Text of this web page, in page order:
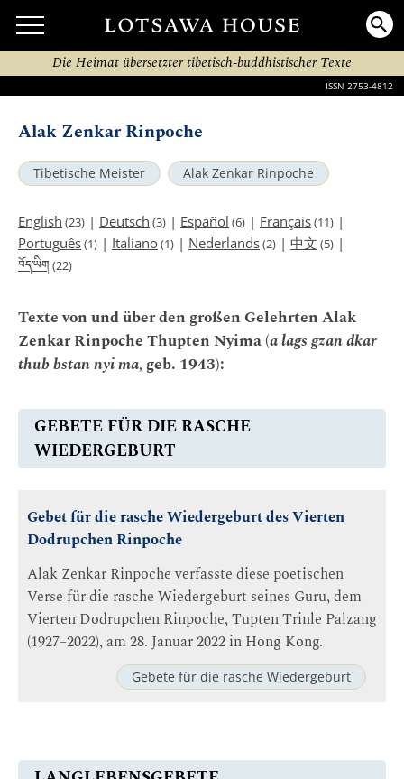
Die Heimat übersetzter tibetisch-buddhistischer Texte
ISSN 2753-4812
Alak Zenkar Rinpoche
Tibetische Meister Alak Zenkar Rinpoche
English (23) | Deutsch (3) | Español (6) | Français(11) |
Português(1) | Italiano(1) | Nederlands(2) | 中文 (5) |
བོད་ཡིག (22)
Texte von und über den großen Gelehrten Alak
Zenkar Rinpoche Thupten Nyima (a lags gzan dkar
thub bstan nyi ma, geb. 1943):
GEBETE FÜR DIE RASCHE
WIEDERGEBURT
Gebet für die rasche Wiedergeburt des Vierten
Dodrupchen Rinpoche
Alak Zenkar Rinpoche verfasste diese poetischen
Verse für die rasche Wiedergeburt seines Guru, dem
Vierten Dodrupchen Rinpoche, Tupten Trinle Palzang
(1927–2022), am 28. Januar 2022 in Hong Kong.
Gebete für die rasche Wiedergeburt